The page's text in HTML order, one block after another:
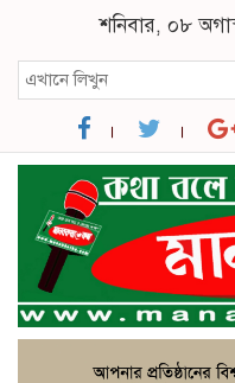
শনিবার, ০৮